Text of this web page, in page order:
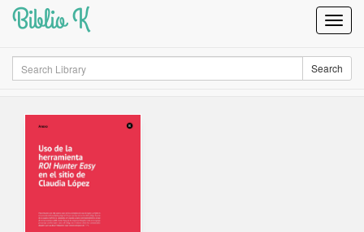
Biblio K
Search Search